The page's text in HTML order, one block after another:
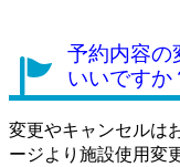
予約内容の
いいですか
変更やキャンセルは
ージより施設使用変